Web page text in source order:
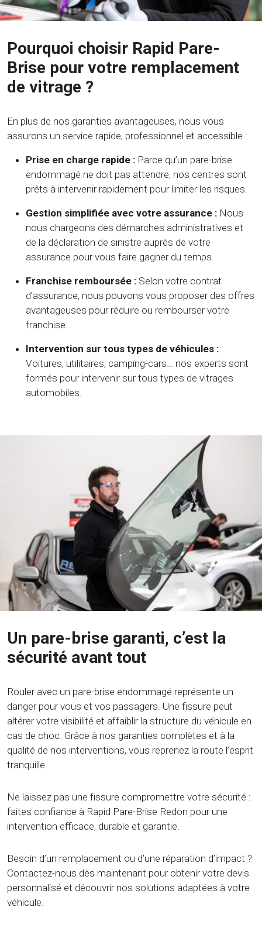
Pourquoi choisir Rapid Pare-
Brise pour votre remplacement
de vitrage ?
En plus de nos garanties avantageuses, nous vous
assurons un service rapide, professionnel et accessible :
Prise en charge rapide : Parce qu’un pare-brise
endommagé ne doit pas attendre, nos centres sont
prêts à intervenir rapidement pour limiter les risques.
Gestion simplifiée avec votre assurance : Nous
nous chargeons des démarches administratives et
de la déclaration de sinistre auprès de votre
assurance pour vous faire gagner du temps.
Franchise remboursée : Selon votre contrat
d’assurance, nous pouvons vous proposer des offres
avantageuses pour réduire ou rembourser votre
franchise.
Intervention sur tous types de véhicules :
Voitures, utilitaires, camping-cars… nos experts sont
formés pour intervenir sur tous types de vitrages
automobiles.
Un pare-brise garanti, c’est la
sécurité avant tout
Rouler avec un pare-brise endommagé représente un
danger pour vous et vos passagers. Une fissure peut
altérer votre visibilité et affaiblir la structure du véhicule en
cas de choc. Grâce à nos garanties complètes et à la
qualité de nos interventions, vous reprenez la route l’esprit
tranquille.
Ne laissez pas une fissure compromettre votre sécurité :
faites confiance à Rapid Pare-Brise Redon pour une
intervention efficace, durable et garantie.
Besoin d’un remplacement ou d’une réparation d’impact ?
Contactez-nous dès maintenant pour obtenir votre devis
personnalisé et découvrir nos solutions adaptées à votre
véhicule.